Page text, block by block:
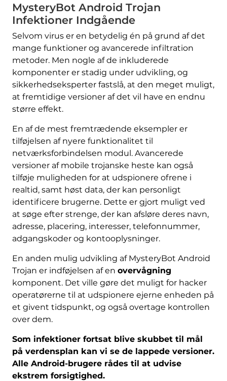
MysteryBot Android Trojan
Infektioner Indgående
Selvom virus er en betydelig én på grund af det
mange funktioner og avancerede infiltration
metoder. Men nogle af de inkluderede
komponenter er stadig under udvikling, og
sikkerhedseksperter fastslå, at den meget muligt,
at fremtidige versioner af det vil have en endnu
større effekt.
En af de mest fremtrædende eksempler er
tilføjelsen af ​​nyere funktionalitet til
netværksforbindelsen modul. Avancerede
versioner af mobile trojanske heste kan også
tilføje muligheden for at udspionere ofrene i
realtid, samt høst data, der kan personligt
identificere brugerne. Dette er gjort muligt ved
at søge efter strenge, der kan afsløre deres navn,
adresse, placering, interesser, telefonnummer,
adgangskoder og kontooplysninger.
En anden mulig udvikling af MysteryBot Android
Trojan er indføjelsen af ​​en overvågning
komponent. Det ville gøre det muligt for hacker
operatørerne til at udspionere ejerne enheden på
et givent tidspunkt, og også overtage kontrollen
over dem.
Som infektioner fortsat blive skubbet til mål
på verdensplan kan vi se de lappede versioner.
Alle Android-brugere rådes til at udvise
ekstrem forsigtighed.